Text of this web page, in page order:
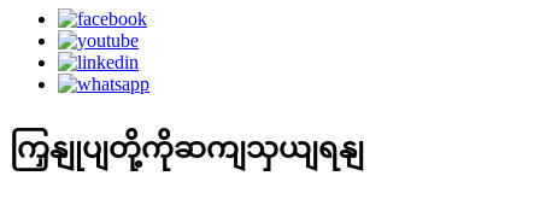
ကြှနျုပျတို့ကိုဆကျသှယျရနျ